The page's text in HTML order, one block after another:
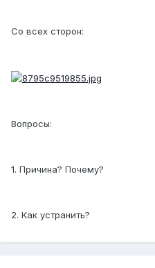
Со всех сторон:
Вопросы:
1. Причина? Почему?
2. Как устранить?